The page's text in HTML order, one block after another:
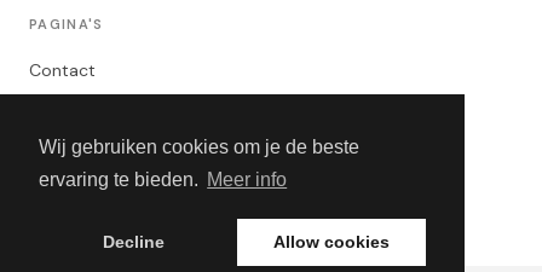
Wij gebruiken cookies om je de beste
ervaring te bieden. Meer info
Decline Allow cookies
PAGINA'S
Contact
Algemene Voorwaarden
Adverteren